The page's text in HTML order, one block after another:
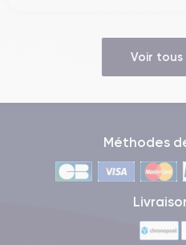
Voir tous
Méthodes